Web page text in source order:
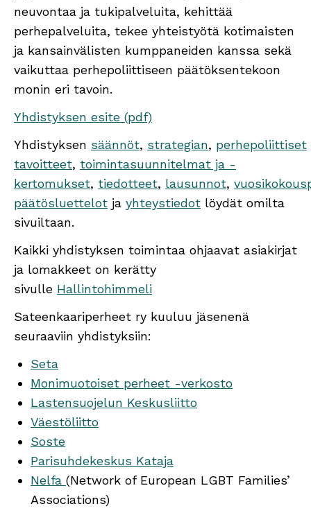
neuvontaa ja tukipalveluita, kehittää
perhepalveluita, tekee yhteistyötä kotimaisten
ja kansainvälisten kumppaneiden kanssa sekä
vaikuttaa perhepoliittiseen päätöksentekoon
monin eri tavoin.
Yhdistyksen esite (pdf)
Yhdistyksen säännöt, strategian, perhepoliittiset
tavoitteet, toimintasuunnitelmat ja -
kertomukset, tiedotteet, lausunnot,
päätösluettelot ja yhteystiedot löydät omilta
sivuiltaan.
Kaikki yhdistyksen toimintaa ohjaavat asiakirjat
ja lomakkeet on kerätty
sivulle Hallintohimmeli
Sateenkaariperheet ry kuuluu jäsenenä
seuraaviin yhdistyksiin:
Seta
Monimuotoiset perheet -verkosto
Lastensuojelun Keskusliitto
Väestöliitto
Soste
Parisuhdekeskus Kataja
Nelfa (Network of European LGBT Families’
Associations)